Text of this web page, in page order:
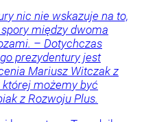
nic nie wskazuje na to,
między dwoma
– Dotychczas
prezydentury jest
Mariusz Witczak z
której możemy być
z Rozwoju Plus.